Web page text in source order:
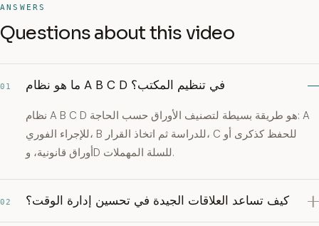
ANSWERS
Questions about this video
01 ما هو نظام A B C D في تنظيم المكتب؟
نظام A B C D هو طريقة بسيطة لتصنيف الأوراق حسب الحاجة: A
للإجراء الفوري، B للدراسة ثم اتخاذ القرار، C للحفظ كذكرى أو
أوراق قانونية، وD للسلة المهملات.
02 كيف تساعد العلاقات الجيدة في تحسين إدارة الوقت؟